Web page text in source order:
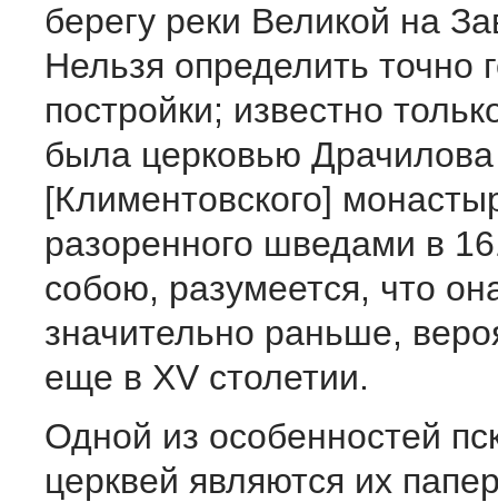
берегу реки Великой на
Нельзя определить точно
постройки; известно
была церковью Драчилова
[Климентовского]
разоренного шведами в
собою, разумеется, что
значительно раньше,
еще в XV столетии.
Одной из особенностей
церквей являются их